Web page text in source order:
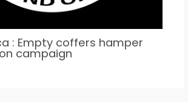
: Empty coffers hamper
campaign